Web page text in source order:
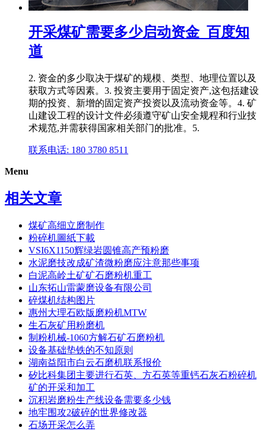
开采煤矿需要多少启动资金_百度知
道
2. 资金的多少取决于煤矿的规模、类型、地理位置以及
获取方式等因素。3. 投资主要用于固定资产,这包括建设
期的投资、新增的固定资产投资以及流动资金等。4. 矿
山建设工程的设计文件必须遵守矿山安全规程和行业技
术规范,并需获得国家相关部门的批准。5.
联系电话: 180 3780 8511
Menu
相关文章
煤矿高细立磨制作
粉碎机圖紙下載
VSI6X1150辉绿岩圆锥高产预粉磨
水泥磨技改成矿渣微粉磨应注意那些事项
白泥高岭土矿矿石磨粉机重工
山东拓山雷蒙磨设备有限公司
碎煤机结构图片
惠州大理石欧版磨粉机MTW
生石灰矿用粉磨机
制粉机械-1060方解石矿石磨粉机
设备基础垫铁的不知原则
湖南益阳市白云石磨机联系报价
矽比科集团主要进行石英、方石英等重钙石灰石粉碎机
矿的开采和加工
沉积岩磨粉生产线设备需要多少钱
地牢围攻2破碎的世界修改器
石场开采怎么弄